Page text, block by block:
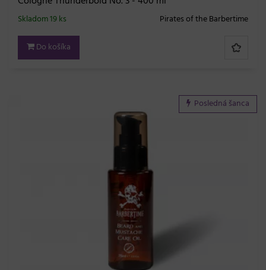
Pirates of the Barbertime
Skladom 19 ks
Do košíka
Posledná šanca